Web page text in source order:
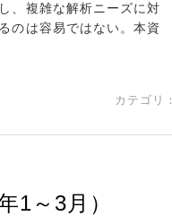
、複雑な解析ニーズに対
のは容易ではない。本資
カテゴリ：
1～3月）